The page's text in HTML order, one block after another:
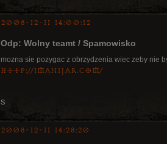
2008-12-11 14:00:12
Odp: Wolny teamt / Spamowisko
mozna sie pozygac z obrzydzenia wiec zeby nie
http://1man1jar.com/
S
2008-12-11 14:28:20